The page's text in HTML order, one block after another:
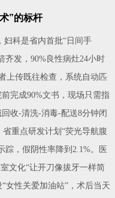
”的标杆
妇科是省内首批“日间手
齐发，90%良性病灶24小时
上传既往检查，系统自动匹
完成90%文书，现场只需指
收-清洗-消毒-配送8分钟闭
重点研发计划“荧光导航腹
踪，假阴性率降到2.1%。医
文化“让开刀像拔牙一样简
女性关爱加油站”，术后当天